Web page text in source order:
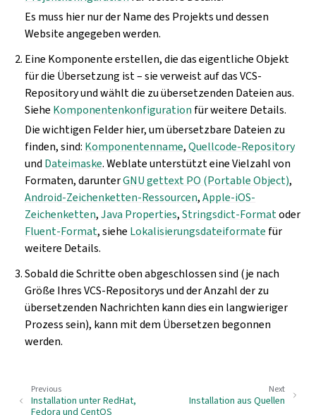
Es muss hier nur der Name des Projekts und dessen
Website angegeben werden.
Eine Komponente erstellen, die das eigentliche Objekt
für die Übersetzung ist – sie verweist auf das VCS-
Repository und wählt die zu übersetzenden Dateien aus.
Siehe Komponentenkonfiguration für weitere Details.
Die wichtigen Felder hier, um übersetzbare Dateien zu
finden, sind: Komponentenname,Quellcode-Repository
und Dateimaske. Weblate unterstützt eine Vielzahl von
Formaten, darunterGNU gettext PO (Portable Object),
Android-Zeichenketten-Ressourcen,Apple-iOS-
Zeichenketten,Java Properties,Stringsdict-Formatoder
Fluent-Format, siehe Lokalisierungsdateiformate für
weitere Details.
Sobald die Schritte oben abgeschlossen sind (je nach
Größe Ihres VCS-Repositorys und der Anzahl der zu
übersetzenden Nachrichten kann dies ein langwieriger
Prozess sein), kann mit dem Übersetzen begonnen
werden.
Next
Installation aus Quellen
Previous
Installation unter RedHat,
Fedora und CentOS